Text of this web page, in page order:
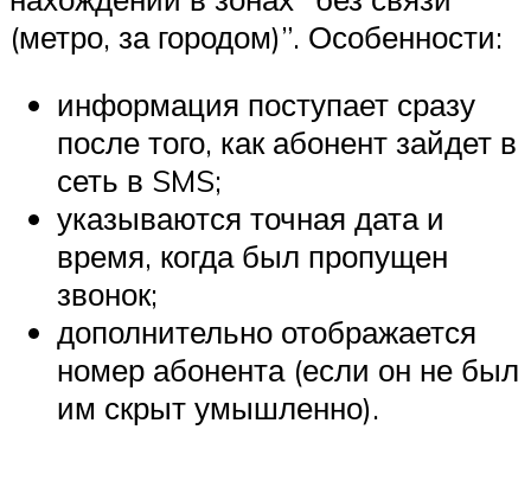
(метро, за городом)”. Особенности:
информация поступает сразу
после того, как абонент зайдет в
сеть в SMS;
указываются точная дата и
время, когда был пропущен
звонок;
дополнительно отображается
номер абонента (если он не был
им скрыт умышленно).